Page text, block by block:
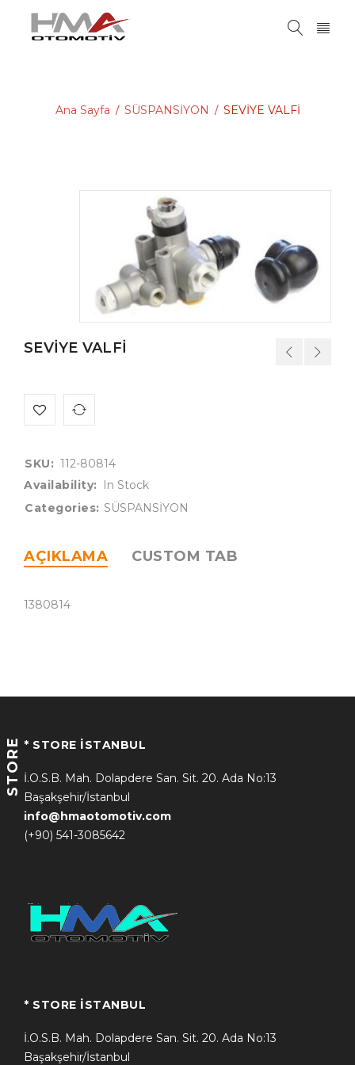
Ana Sayfa / SÜSPANSİYON / SEVİYE VALFİ
SEVİYE VALFİ
SKU: 112-80814
Availability:
In Stock
Categories: SÜSPANSİYON
AÇIKLAMA CUSTOM TAB
1380814
STORE * STORE İSTANBUL
İ.O.S.B. Mah. Dolapdere San. Sit. 20. Ada No:13
Başakşehir/İstanbul
info@hmaotomotiv.com
(+90) 541-3085642
* STORE İSTANBUL
İ.O.S.B. Mah. Dolapdere San. Sit. 20. Ada No:13
Başakşehir/İstanbul